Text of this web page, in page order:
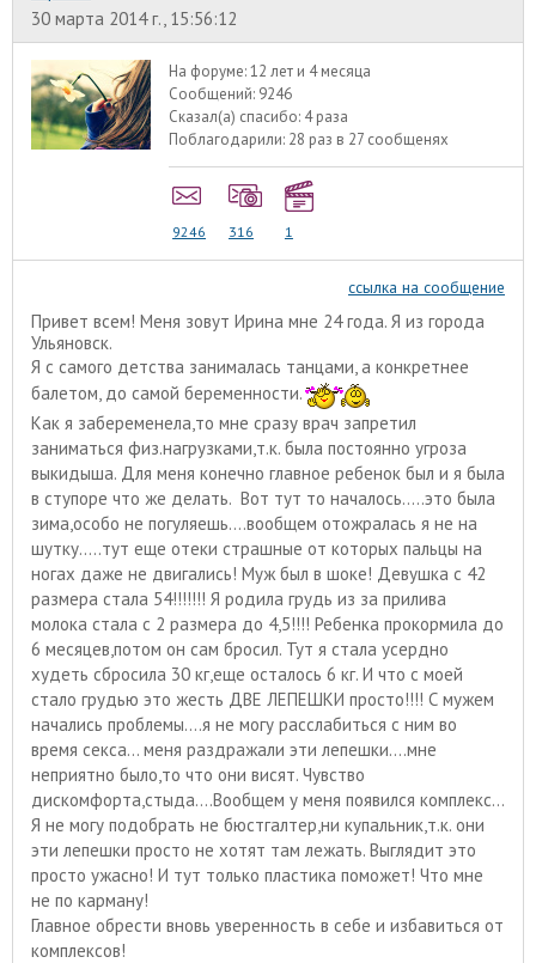
30 марта 2014 г., 15:56:12
На форуме:12 лет и 4 месяца
Сообщений: 9246
Сказал(а) спасибо: 4 раза
Поблагодарили: 28 раз в 27 сообщенях
9246 316 1
ссылка на сообщение
Привет всем! Меня зовут Ирина мне 24 года. Я из города
Ульяновск.
Я с самого детства занималась танцами, а конкретнее
балетом, до самой беременности.
Как я забеременела,то мне сразу врач запретил
заниматься физ.нагрузками,т.к. была постоянно угроза
выкидыша. Для меня конечно главное ребенок был и я была
в ступоре что же делать. Вот тут то началось.....это была
зима,особо не погуляешь....вообщем отожралась я не на
шутку.....тут еще отеки страшные от которых пальцы на
ногах даже не двигались! Муж был в шоке! Девушка с 42
размера стала 54!!!!!!! Я родила грудь из за прилива
молока стала с 2 размера до 4,5!!!! Ребенка прокормила до
6 месяцев,потом он сам бросил. Тут я стала усердно
худеть сбросила 30 кг,еще осталось 6 кг. И что с моей
стало грудью это жесть ДВЕ ЛЕПЕШКИ просто!!!! С мужем
начались проблемы....я не могу расслабиться с ним во
время секса... меня раздражали эти лепешки....мне
неприятно было,то что они висят. Чувство
дискомфорта,стыда....Вообщем у меня появился комплекс...
Я не могу подобрать не бюстгалтер,ни купальник,т.к. они
эти лепешки просто не хотят там лежать. Выглядит это
просто ужасно! И тут только пластика поможет! Что мне
не по карману!
Главное обрести вновь уверенность в себе и избавиться от
комплексов!